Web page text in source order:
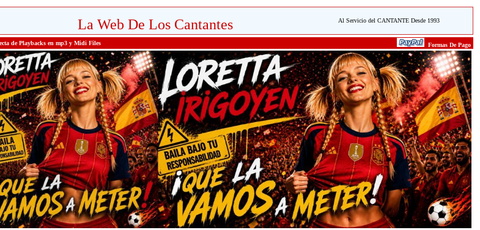
La Web De Los Cantantes Al Servicio del CANTANTE Desde 1993
de Playbacks en mp3 y Midi Files Formas De Pago